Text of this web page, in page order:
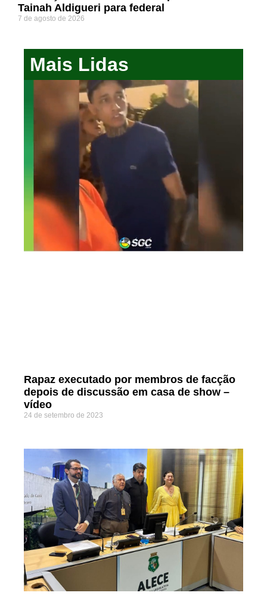
Tainah Aldigueri para federal
7 de agosto de 2026
Mais Lidas
Rapaz executado por membros de facção
depois de discussão em casa de show –
vídeo
24 de setembro de 2023